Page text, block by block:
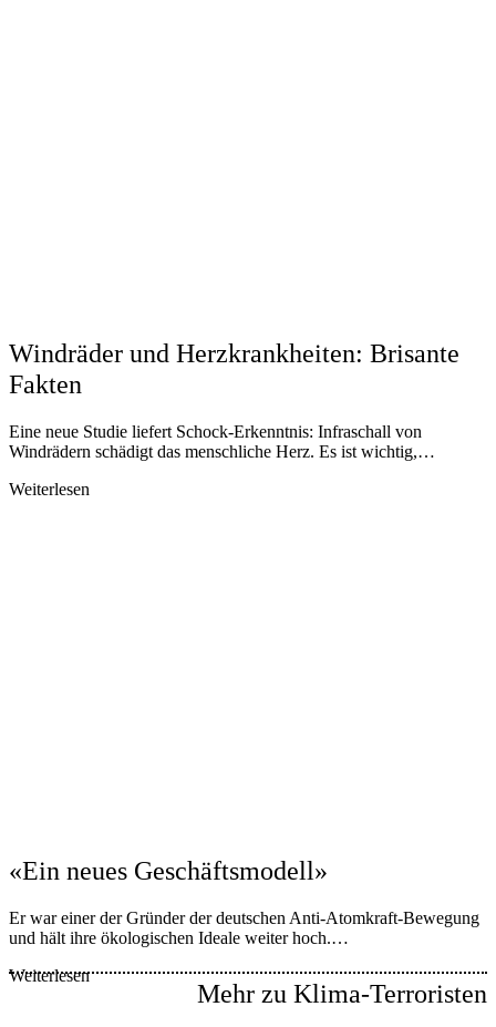
Windräder und Herzkrankheiten: Brisante
Fakten
Eine neue Studie liefert Schock-Erkenntnis: Infraschall von
Windrädern schädigt das menschliche Herz. Es ist wichtig,…
Weiterlesen
«Ein neues Geschäftsmodell»
Er war einer der Gründer der deutschen Anti-Atomkraft-Bewegung
und hält ihre ökologischen Ideale weiter hoch.…
Weiterlesen
Mehr zu Klima-Terroristen